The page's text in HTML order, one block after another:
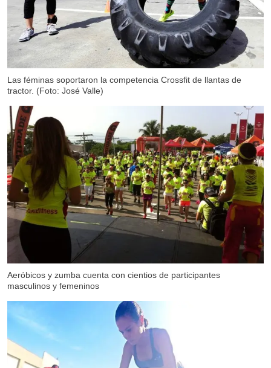
Las féminas soportaron la competencia Crossfit de llantas de
tractor. (Foto: José Valle)
Aeróbicos y zumba cuenta con cientios de participantes
masculinos y femeninos